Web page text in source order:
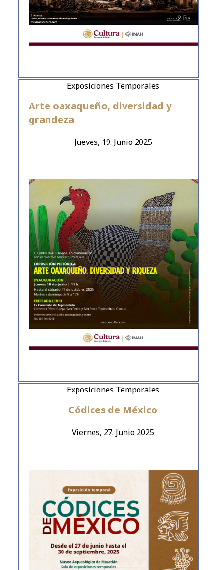
Jueves, 19. Junio 2025
Arte oaxaqueño, diversidad y
grandeza
Exposiciones Temporales
Viernes, 27. Junio 2025
Códices de México
Exposiciones Temporales